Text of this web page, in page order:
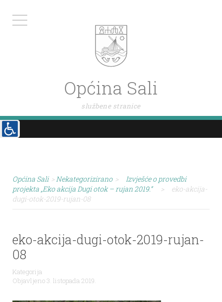
Općina Sali
službene stranice
Općina Sali > Nekategorizirano >
Izvješće o provedbi
projekta „Eko akcija Dugi otok – rujan 2019.“
>
eko-akcija-
dugi-otok-2019-rujan-08
eko-akcija-dugi-otok-2019-rujan-
08
Kategorija
Objavljeno 3. listopada 2019.